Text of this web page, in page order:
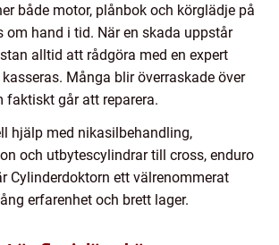
både motor, plånbok och körglädje på
om hand i tid. När en skada uppstår
alltid att rådgöra med en expert
Många blir överraskade över
faktiskt går att reparera.
hjälp med nikasilbehandling,
och utbytescylindrar till cross, enduro
Cylinderdoktorn ett välrenommerat
erfarenhet och brett lager.